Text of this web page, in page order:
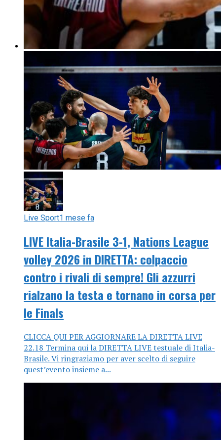
Live Sport1 mese fa
LIVE Italia-Brasile 3-1, Nations League
volley 2026 in DIRETTA: colpaccio
contro i rivali di sempre! Gli azzurri
rialzano la testa e tornano in corsa per
le Finals
CLICCA QUI PER AGGIORNARE LA DIRETTA LIVE
22.18 Termina qui la DIRETTA LIVE testuale di Italia-
Brasile. Vi ringraziamo per aver scelto di seguire
quest’evento insieme a...